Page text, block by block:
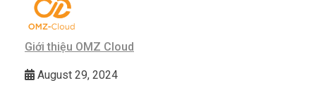
Giới thiệu OMZ Cloud
August 29, 2024